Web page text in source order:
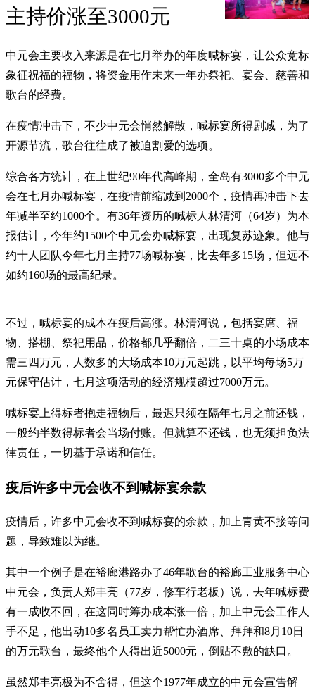
主持价涨至3000元
中元会主要收入来源是在七月举办的年度喊标宴，让公众竞标
象征祝福的福物，将资金用作未来一年办祭祀、宴会、慈善和
歌台的经费。
在疫情冲击下，不少中元会悄然解散，喊标宴所得剧减，为了
开源节流，歌台往往成了被迫割爱的选项。
综合各方统计，在上世纪90年代高峰期，全岛有3000多个中元
会在七月办喊标宴，在疫情前缩减到2000个，疫情再冲击下去
年减半至约1000个。有36年资历的喊标人林清河（64岁）为本
报估计，今年约1500个中元会办喊标宴，出现复苏迹象。他与
约十人团队今年七月主持77场喊标宴，比去年多15场，但远不
如约160场的最高纪录。
不过，喊标宴的成本在疫后高涨。林清河说，包括宴席、福
物、搭棚、祭祀用品，价格都几乎翻倍，二三十桌的小场成本
需三四万元，人数多的大场成本10万元起跳，以平均每场5万
元保守估计，七月这项活动的经济规模超过7000万元。
喊标宴上得标者抱走福物后，最迟只须在隔年七月之前还钱，
一般约半数得标者会当场付账。但就算不还钱，也无须担负法
律责任，一切基于承诺和信任。
疫后许多中元会收不到喊标宴余款
疫情后，许多中元会收不到喊标宴的余款，加上青黄不接等问
题，导致难以为继。
其中一个例子是在裕廊港路办了46年歌台的裕廊工业服务中心
中元会，负责人郑丰亮（77岁，修车行老板）说，去年喊标费
有一成收不回，在这同时筹办成本涨一倍，加上中元会工作人
手不足，他出动10多名员工卖力帮忙办酒席、拜拜和8月10日
的万元歌台，最终他个人得出近5000元，倒贴不敷的缺口。
虽然郑丰亮极为不舍得，但这个1977年成立的中元会宣告解